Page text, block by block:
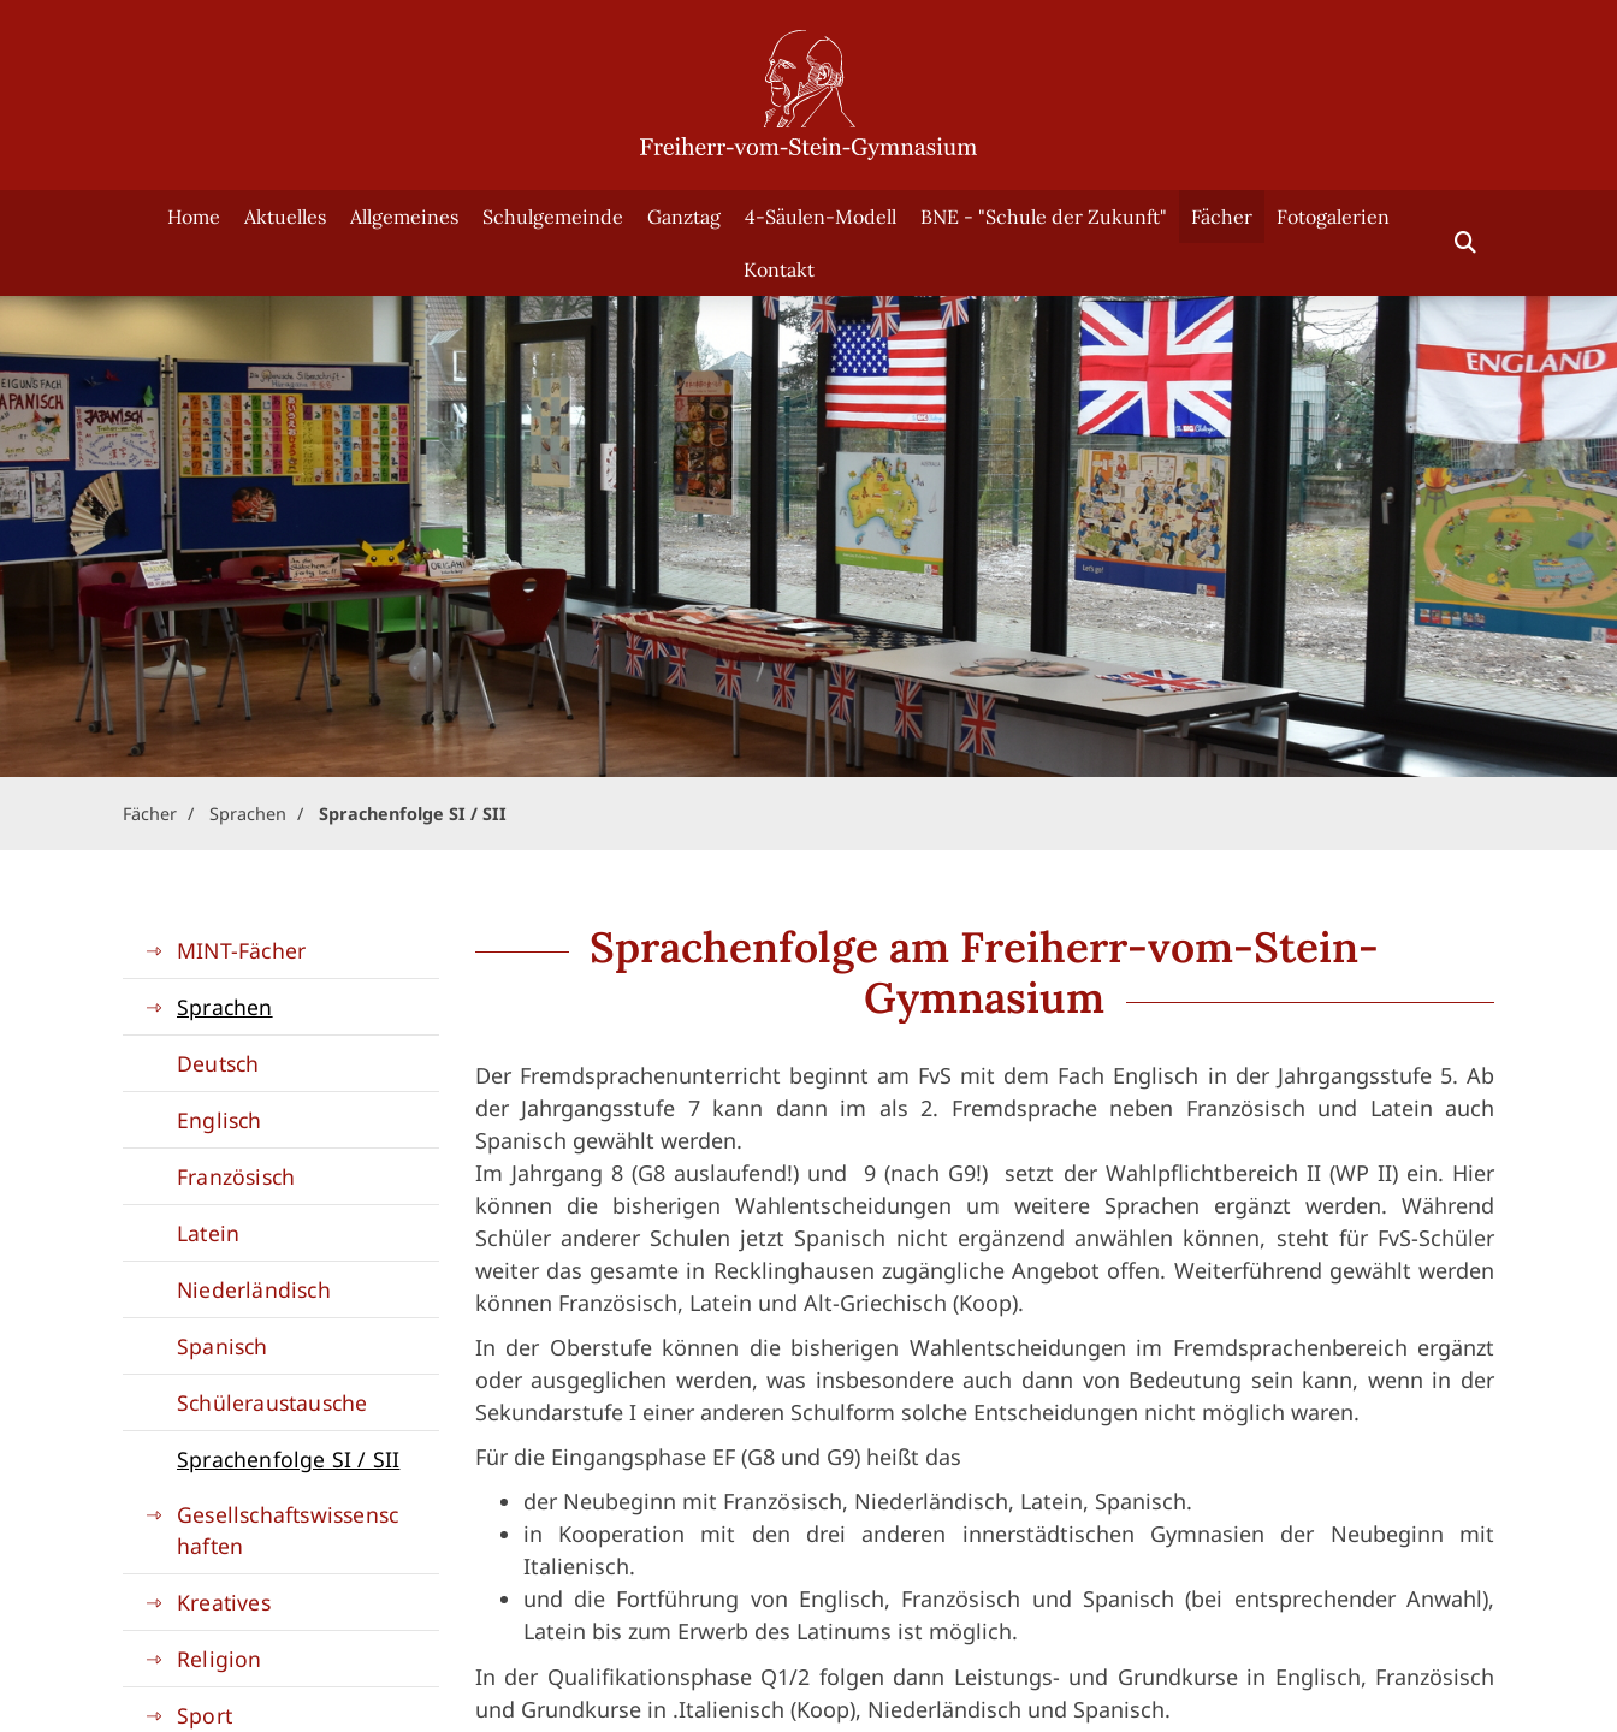
Home Aktuelles Allgemeines Schulgemeinde Ganztag 4-Säulen-Modell BNE - "Schule der Zukunft" Fächer Fotogalerien
Kontakt
Fächer Sprachen Sprachenfolge SI / SII
Sprachenfolge am Freiherr-vom-Stein-
Gymnasium
Der Fremdsprachenunterricht beginnt am FvS mit dem Fach Englisch in der Jahrgangsstufe 5. Ab
der Jahrgangsstufe 7 kann dann im als 2. Fremdsprache neben Französisch und Latein auch
Spanisch gewählt werden.
Im Jahrgang 8 (G8 auslaufend!) und 9 (nach G9!) setzt der Wahlpflichtbereich II (WP II) ein. Hier
können die bisherigen Wahlentscheidungen um weitere Sprachen ergänzt werden. Während
Schüler anderer Schulen jetzt Spanisch nicht ergänzend anwählen können, steht für FvS-Schüler
weiter das gesamte in Recklinghausen zugängliche Angebot offen. Weiterführend gewählt werden
können Französisch, Latein und Alt-Griechisch (Koop).
In der Oberstufe können die bisherigen Wahlentscheidungen im Fremdsprachenbereich ergänzt
oder ausgeglichen werden, was insbesondere auch dann von Bedeutung sein kann, wenn in der
Sekundarstufe I einer anderen Schulform solche Entscheidungen nicht möglich waren.
Für die Eingangsphase EF (G8 und G9) heißt das
der Neubeginn mit Französisch, Niederländisch, Latein, Spanisch.
in Kooperation mit den drei anderen innerstädtischen Gymnasien der Neubeginn mit
Italienisch.
und die Fortführung von Englisch, Französisch und Spanisch (bei entsprechender Anwahl),
Latein bis zum Erwerb des Latinums ist möglich.
In der Qualifikationsphase Q1/2 folgen dann Leistungs- und Grundkurse in Englisch, Französisch
und Grundkurse in .Italienisch (Koop), Niederländisch und Spanisch.
MINT-Fächer
Sprachen
Deutsch
Englisch
Französisch
Latein
Niederländisch
Spanisch
Schüleraustausche
Sprachenfolge SI / SII
Gesellschaftswissensc
haften
Kreatives
Religion
Sport